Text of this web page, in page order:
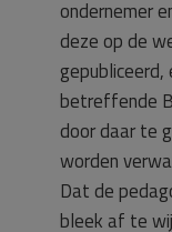
ondernemer
deze op de
betreffende
door daar te
worden
Dat de
bleek af te